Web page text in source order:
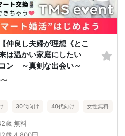
仲良し夫婦が理想《とこ
は温かい家庭にしたい
ン ～真剣な出会い～
30代向け 40代向け 女性無料
歳 無料